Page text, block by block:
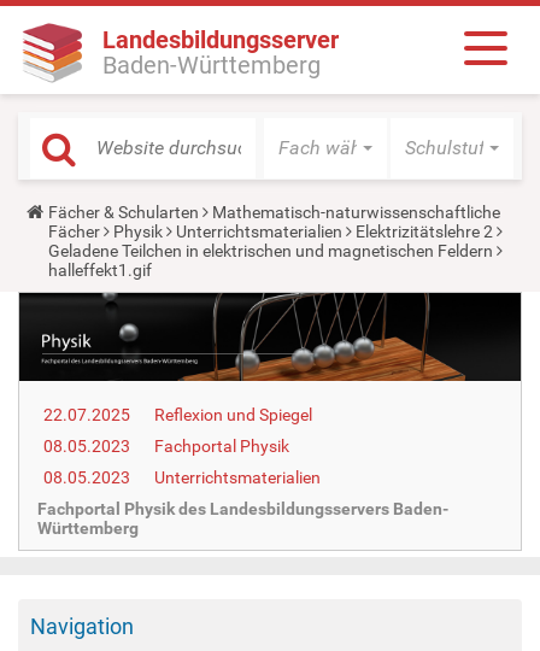
Landesbildungsserver
Baden-Württemberg
Fach wählen Schulstufe
Y
o
u
a
r
e
r
e
Fächer & Schularten
Mathematisch-naturwissenschaftliche
Fächer
Physik Unterrichtsmaterialien
Elektrizitätslehre 2
Geladene Teilchen in elektrischen und magnetischen Feldern
halleffekt1.gif
22.07.2025
Reflexion und Spiegel
08.05.2023
Fachportal Physik
08.05.2023
Unterrichtsmaterialien
Fachportal Physik des Landesbildungsservers Baden-
Württemberg
Navigation